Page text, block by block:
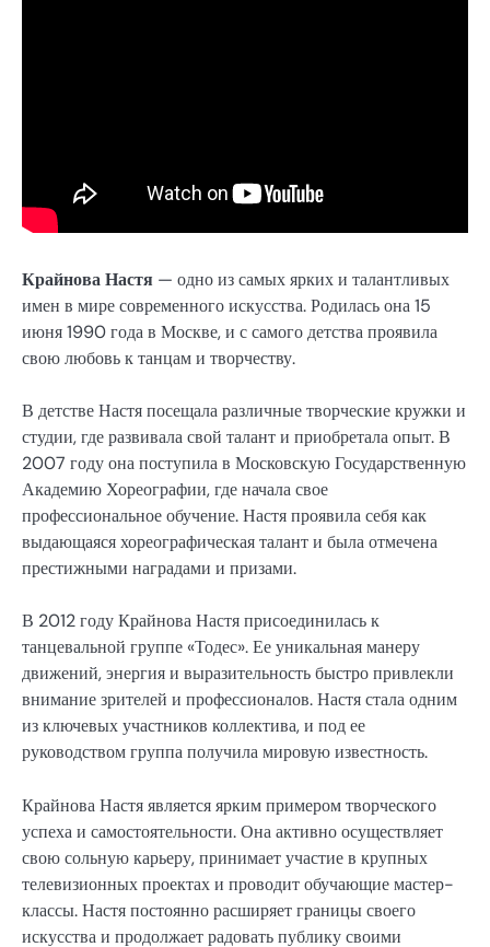
Крайнова Настя — одно из самых ярких и талантливых
имен в мире современного искусства. Родилась она 15
июня 1990 года в Москве, и с самого детства проявила
свою любовь к танцам и творчеству.
В детстве Настя посещала различные творческие кружки и
студии, где развивала свой талант и приобретала опыт. В
2007 году она поступила в Московскую Государственную
Академию Хореографии, где начала свое
профессиональное обучение. Настя проявила себя как
выдающаяся хореографическая талант и была отмечена
престижными наградами и призами.
В 2012 году Крайнова Настя присоединилась к
танцевальной группе «Тодес». Ее уникальная манеру
движений, энергия и выразительность быстро привлекли
внимание зрителей и профессионалов. Настя стала одним
из ключевых участников коллектива, и под ее
руководством группа получила мировую известность.
Крайнова Настя является ярким примером творческого
успеха и самостоятельности. Она активно осуществляет
свою сольную карьеру, принимает участие в крупных
телевизионных проектах и проводит обучающие мастер-
классы. Настя постоянно расширяет границы своего
искусства и продолжает радовать публику своими